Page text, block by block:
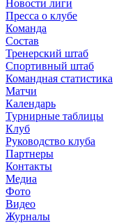
Новости лиги
Пресса о клубе
Команда
Состав
Тренерский штаб
Спортивный штаб
Командная статистика
Матчи
Календарь
Турнирные таблицы
Клуб
Руководство клуба
Партнеры
Контакты
Медиа
Фото
Видео
Журналы